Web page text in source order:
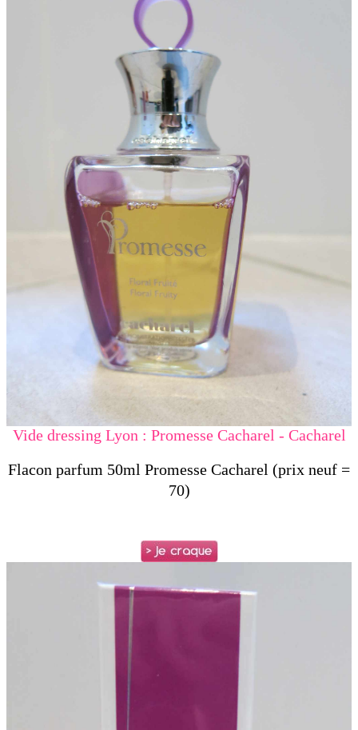
Vide dressing Lyon : Promesse Cacharel - Cacharel
Flacon parfum 50ml Promesse Cacharel (prix neuf =
70)